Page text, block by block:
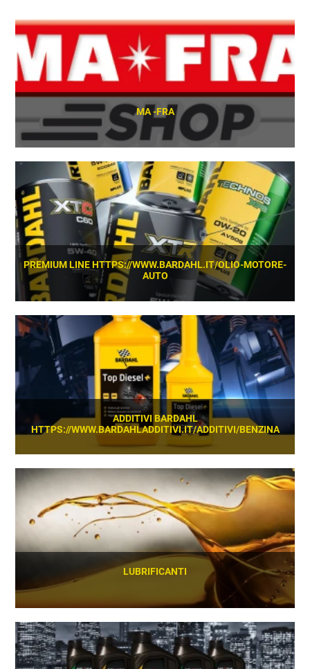
MA -FRA
SCOPRI
PREMIUM LINE HTTPS://WWW.BARDAHL.IT/OLIO-MOTORE-
AUTO
SCOPRI
ADDITIVI BARDAHL
HTTPS://WWW.BARDAHLADDITIVI.IT/ADDITIVI/BENZINA
SCOPRI
LUBRIFICANTI
SCOPRI